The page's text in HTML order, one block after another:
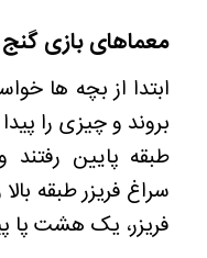
معماهای بازی گنج
ابتدا از بچه ها
بروند و چیزی را
طبقه پایین رفتند
سراغ فریزر طبقه
فریزر، یک هشت پا